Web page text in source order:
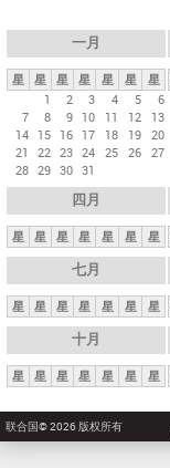
一月
星 星 星 星 星 星
星
1
2 3 4 5
6
7
8 9 10 11 12
13
14 15 16 17 18 19 20
21
22 23 24 25 26 27
28 29 30 31
四月
星 星 星 星 星 星 星
七月
星 星 星 星 星 星 星
十月
星 星 星 星 星 星 星
联合国© 2026 版权所有